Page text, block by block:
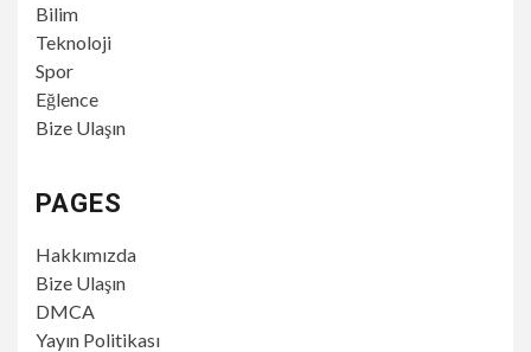
Bilim
Teknoloji
Spor
Eğlence
Bize Ulaşın
PAGES
Hakkımızda
Bize Ulaşın
DMCA
Yayın Politikası